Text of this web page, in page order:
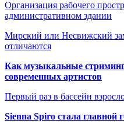
Организация рабочего
административном здании
Мирский или Несвижский
отличаются
Как музыкальные
современных артистов
Первый раз в бассейн
Sienna Spiro стала главной